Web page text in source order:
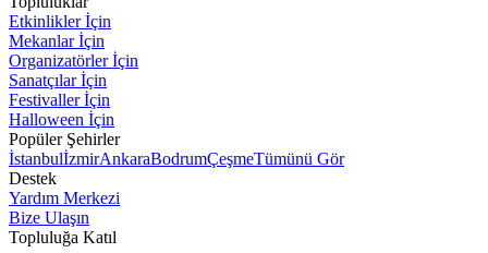
Etkinlikler İçin
Mekanlar İçin
Organizatörler İçin
Sanatçılar İçin
Festivaller İçin
Halloween İçin
Popüler Şehirler
İstanbulİzmirAnkaraBodrumÇeşmeTümünü Gör
Destek
Yardım Merkezi
Bize Ulaşın
Topluluğa Katıl